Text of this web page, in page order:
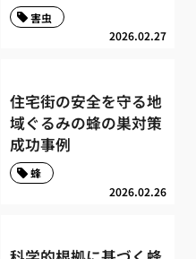
2026.02.27
害虫
住宅街の安全を守る地
域ぐるみの蜂の巣対策
成功事例
2026.02.26
蜂